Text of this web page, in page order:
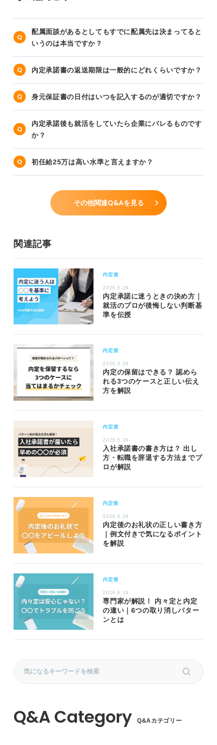
配属面談があるとしてもすでに配属先は決まってると
いうのは本当ですか？
内定承諾書の返送期限は一般的にどれくらいですか？
身元保証書の日付はいつを記入するのが適切ですか？
内定承諾後も就活をしていたら企業にバレるものです
か？
初任給25万は高い水準と言えますか？
その他関連Q&Aを見る
関連記事
内定後
2026.5.29
内定承諾に迷うときの決め方｜
就活のプロが後悔しない判断基
準を伝授
内定後
2026.5.29
内定の保留はできる？ 認めら
れる3つのケースと正しい伝え
方を解説
内定後
2026.5.29
入社承諾書の書き方は？ 出し
方・転職を辞退する方法までプ
ロが解説
内定後
2026.5.29
内定後のお礼状の正しい書き方
｜例文付きで気になるポイント
を解説
内定後
2026.6.19
専門家が解説！ 内々定と内定
の違い｜6つの取り消しパター
ンとは
Q&Aカテゴリー